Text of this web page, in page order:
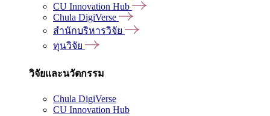
CU Innovation Hub
Chula DigiVerse
สำนักบริหารวิจัย
ทุนวิจัย
วิจัยและนวัตกรรม
Chula DigiVerse
CU Innovation Hub